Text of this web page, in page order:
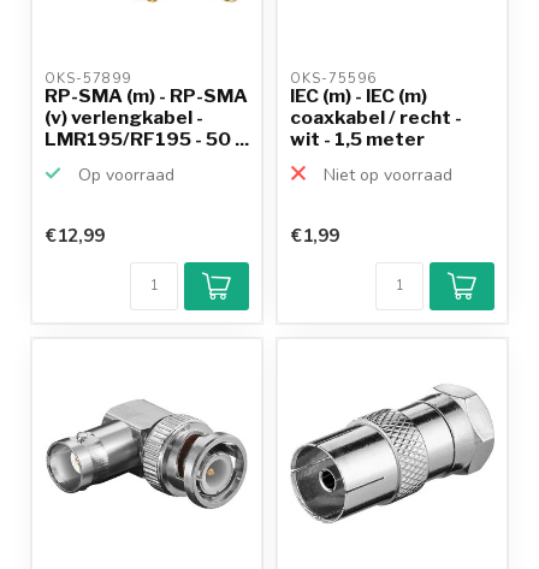
OKS-57899
RP-SMA (m) - RP-SMA
(v) verlengkabel -
LMR195/RF195 - 50 ...
Op voorraad
€12,99
OKS-75596
IEC (m) - IEC (m)
coaxkabel / recht -
wit - 1,5 meter
Niet op voorraad
€1,99